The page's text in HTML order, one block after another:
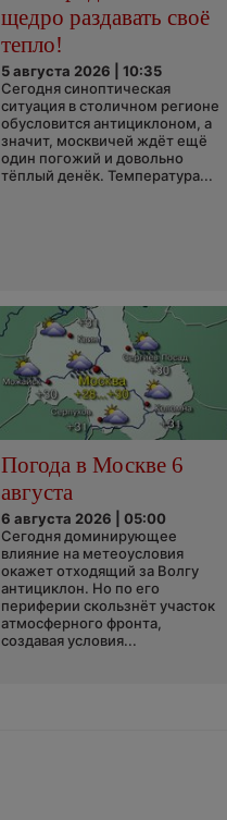
щедро раздавать своё
тепло!
5 августа 2026 | 10:35
Сегодня синоптическая
ситуация в столичном регионе
обусловится антициклоном, а
значит, москвичей ждёт ещё
один погожий и довольно
тёплый денёк. Температура...
Погода в Москве 6
августа
6 августа 2026 | 05:00
Сегодня доминирующее
влияние на метеоусловия
окажет отходящий за Волгу
антициклон. Но по его
периферии скользнёт участок
атмосферного фронта,
создавая условия...